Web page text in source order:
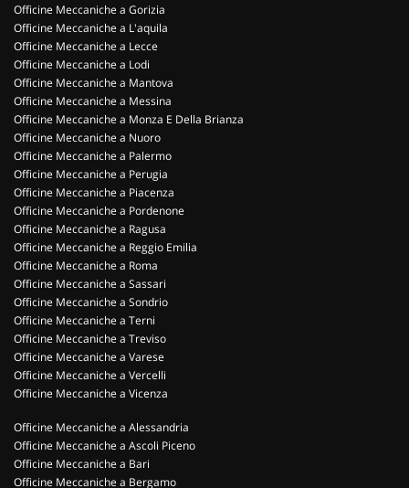
Officine Meccaniche a Gorizia
Officine Meccaniche a L'aquila
Officine Meccaniche a Lecce
Officine Meccaniche a Lodi
Officine Meccaniche a Mantova
Officine Meccaniche a Messina
Officine Meccaniche a Monza E Della Brianza
Officine Meccaniche a Nuoro
Officine Meccaniche a Palermo
Officine Meccaniche a Perugia
Officine Meccaniche a Piacenza
Officine Meccaniche a Pordenone
Officine Meccaniche a Ragusa
Officine Meccaniche a Reggio Emilia
Officine Meccaniche a Roma
Officine Meccaniche a Sassari
Officine Meccaniche a Sondrio
Officine Meccaniche a Terni
Officine Meccaniche a Treviso
Officine Meccaniche a Varese
Officine Meccaniche a Vercelli
Officine Meccaniche a Vicenza
Officine Meccaniche a Alessandria
Officine Meccaniche a Ascoli Piceno
Officine Meccaniche a Bari
Officine Meccaniche a Bergamo